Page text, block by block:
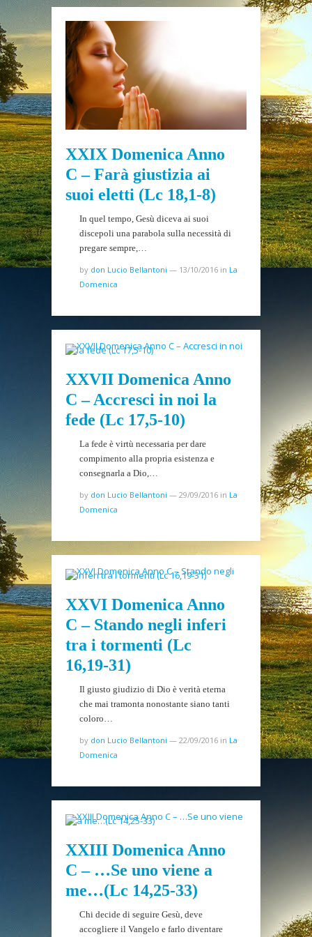
XXIX Domenica Anno
C – Farà giustizia ai
suoi eletti (Lc 18,1-8)
In quel tempo, Gesù diceva ai suoi
discepoli una parabola sulla necessità di
pregare sempre,…
by don Lucio Bellantoni — 13/10/2016 in La
Domenica
XXVII Domenica Anno
C – Accresci in noi la
fede (Lc 17,5-10)
La fede è virtù necessaria per dare
compimento alla propria esistenza e
consegnarla a Dio,…
by don Lucio Bellantoni — 29/09/2016 in La
Domenica
XXVI Domenica Anno
C – Stando negli inferi
tra i tormenti (Lc
16,19-31)
Il giusto giudizio di Dio è verità eterna
che mai tramonta nonostante siano tanti
coloro…
by don Lucio Bellantoni — 22/09/2016 in La
Domenica
XXIII Domenica Anno
C – …Se uno viene a
me…(Lc 14,25-33)
Chi decide di seguire Gesù, deve
accogliere il Vangelo e farlo diventare